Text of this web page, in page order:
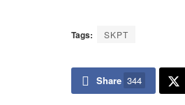
Tags: SKPT
Share 344